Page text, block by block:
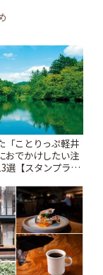
「ことりっぷ軽井
おでかけしたい注
選【スタンプラリ